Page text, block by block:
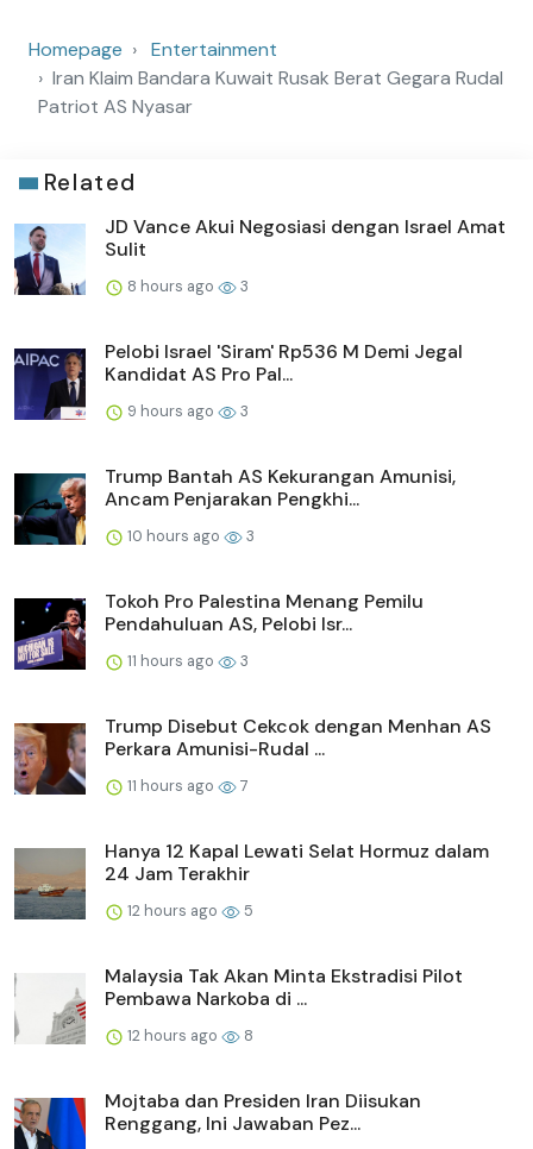
Homepage
Entertainment
Iran Klaim Bandara Kuwait Rusak Berat Gegara Rudal
Patriot AS Nyasar
Related
JD Vance Akui Negosiasi dengan Israel Amat
Sulit
8 hours ago 3
Pelobi Israel 'Siram' Rp536 M Demi Jegal
Kandidat AS Pro Pal...
9 hours ago 3
Trump Bantah AS Kekurangan Amunisi,
Ancam Penjarakan Pengkhi...
10 hours ago 3
Tokoh Pro Palestina Menang Pemilu
Pendahuluan AS, Pelobi Isr...
11 hours ago 3
Trump Disebut Cekcok dengan Menhan AS
Perkara Amunisi-Rudal ...
11 hours ago 7
Hanya 12 Kapal Lewati Selat Hormuz dalam
24 Jam Terakhir
12 hours ago 5
Malaysia Tak Akan Minta Ekstradisi Pilot
Pembawa Narkoba di ...
12 hours ago 8
Mojtaba dan Presiden Iran Diisukan
Renggang, Ini Jawaban Pez...